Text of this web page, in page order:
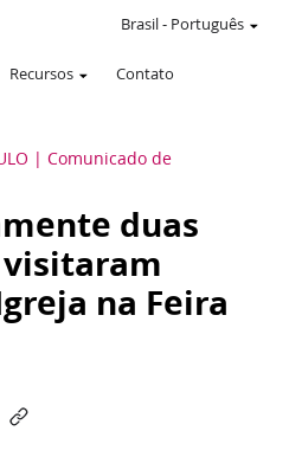
Recursos Contato
Brasil- Português
Comunicado de
duas
na Feira